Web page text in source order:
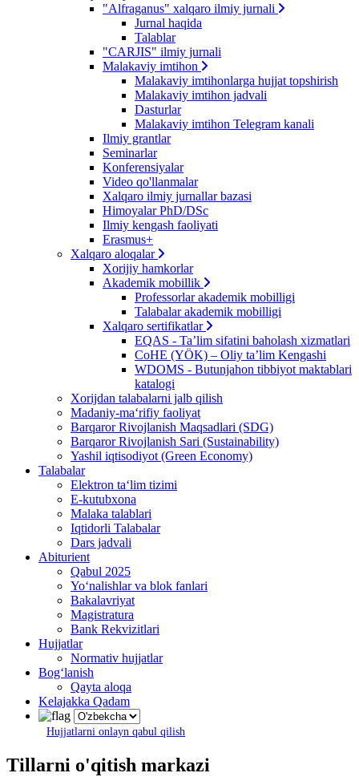
"Alfraganus" xalqaro ilmiy jurnali
Jurnal haqida
Talablar
"CARJIS" ilmiy jurnali
Malakaviy imtihon
Malakaviy imtihonlarga hujjat topshirish
Malakaviy imtihon jadvali
Dasturlar
Malakaviy imtihon Telegram kanali
Ilmiy grantlar
Seminarlar
Konferensiyalar
Video qo'llanmalar
Xalqaro ilmiy jurnallar bazasi
Himoyalar PhD/DSc
Ilmiy kengash faoliyati
Erasmus+
Xalqaro aloqalar
Xorijiy hamkorlar
Akademik mobillik
Professorlar akademik mobilligi
Talabalar akademik mobilligi
Xalqaro sertifikatlar
EQAS - Ta’lim sifatini baholash xizmatlari
CoHE (YÖK) – Oliy ta’lim Kengashi
WDOMS - Butunjahon tibbiyot maktablari
katalogi
Xorijdan talabalarni jalb qilish
Madaniy-ma‘rifiy faoliyat
Barqaror Rivojlanish Maqsadlari (SDG)
Barqaror Rivojlanish Sari (Sustainability)
Yashil iqtisodiyot (Green Economy)
Talabalar
Elektron ta‘lim tizimi
E-kutubxona
Malaka talablari
Iqtidorli Talabalar
Dars jadvali
Abiturient
Qabul 2025
Yo‘nalishlar va blok fanlari
Bakalavriyat
Magistratura
Bank Rekvizitlari
Hujjatlar
Normativ hujjatlar
Bog‘lanish
Qayta aloqa
Kelajakka Qadam
Hujjatlarni onlayn qabul qilish
Tillarni o'qitish markazi